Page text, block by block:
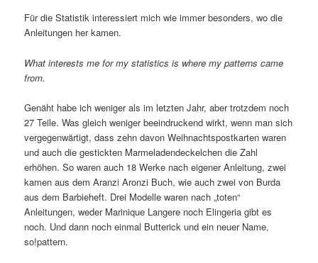
Für die Statistik interessiert mich wie immer besonders, wo die
Anleitungen her kamen.
What interests me for my statistics is where my patterns came
from.
Genäht habe ich weniger als im letzten Jahr, aber trotzdem noch
27 Teile. Was gleich weniger beeindruckend wirkt, wenn man sich
vergegenwärtigt, dass zehn davon Weihnachtspostkarten waren
und auch die gestickten Marmeladendeckelchen die Zahl
erhöhen. So waren auch 18 Werke nach eigener Anleitung, zwei
kamen aus dem Aranzi Aronzi Buch, wie auch zwei von Burda
aus dem Barbieheft. Drei Modelle waren nach „toten“
Anleitungen, weder Marinique Langere noch Elingeria gibt es
noch. Und dann noch einmal Butterick und ein neuer Name,
so!pattern.